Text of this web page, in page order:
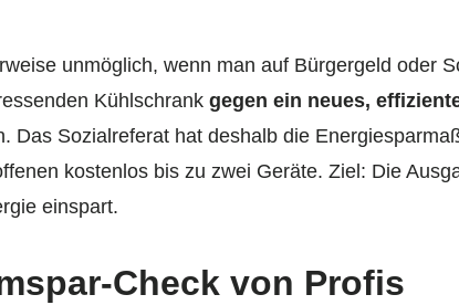
unmöglich, wenn man auf Bürgergeld oder
Kühlschrank gegen ein neues,
Das Sozialreferat hat deshalb die
kostenlos bis zu zwei Geräte. Ziel: Die
einspart.
Check von Profis